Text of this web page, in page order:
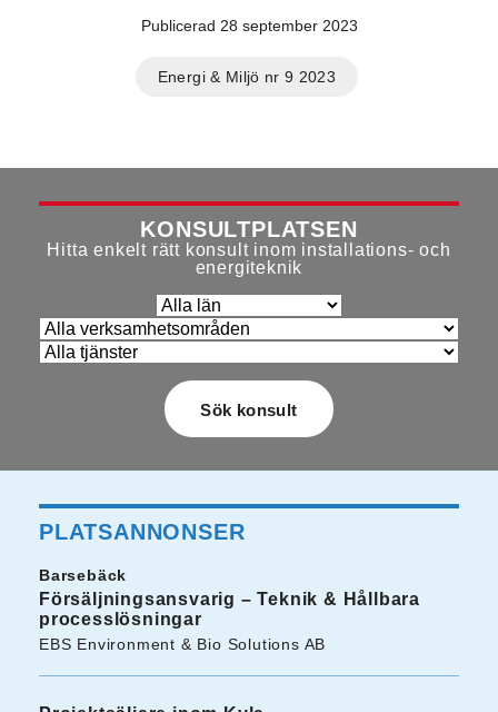
Publicerad 28 september 2023
Energi & Miljö nr 9 2023
KONSULTPLATSEN
Hitta enkelt rätt konsult inom installations- och
energiteknik
PLATSANNONSER
Barsebäck
Försäljningsansvarig – Teknik & Hållbara
processlösningar
EBS Environment & Bio Solutions AB